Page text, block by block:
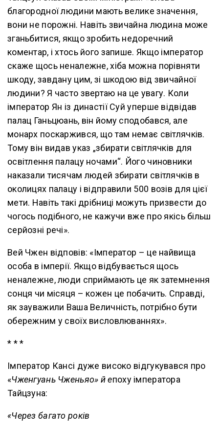
благородної людини мають велике значення,
вони не порожні. Навіть звичайна людина може
зганьбитися, якщо зробить недоречний
коментар, і хтось його запише. Якщо імператор
скаже щось неналежне, хіба можна порівняти
шкоду, завдану цим, зі шкодою від звичайної
людини? Я часто звертаю на це увагу. Коли
імператор Ян із династії Суй уперше відвідав
палац Ганьцюань, він йому сподобався, але
монарх поскаржився, що там немає світлячків.
Тому він видав указ „збирати світлячків для
освітлення палацу ночами“. Його чиновники
наказали тисячам людей збирати світлячків в
околицях палацу і відправили 500 возів для цієї
мети. Навіть такі дрібниці можуть призвести до
чогось подібного, не кажучи вже про якісь більш
серйозні речі».
Вей Чжен відповів: «Імператор – це найвища
особа в імперії. Якщо відбувається щось
неналежне, люди сприймають це як затемнення
сонця чи місяця – кожен це побачить. Справді,
як зауважили Ваша Величність, потрібно бути
обережним у своїх висловлюваннях».
* * *
Імператор Кансі дуже високо відгукувався про
«Чженгуань Чженьяо» й епоху імператора
Тайцзуна:
«Через багато років